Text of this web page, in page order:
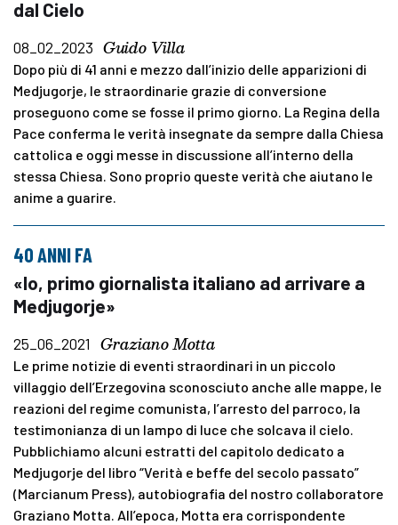
dal Cielo
08_02_2023 Guido Villa
Dopo più di 41 anni e mezzo dall’inizio delle apparizioni di
Medjugorje, le straordinarie grazie di conversione
proseguono come se fosse il primo giorno. La Regina della
Pace conferma le verità insegnate da sempre dalla Chiesa
cattolica e oggi messe in discussione all’interno della
stessa Chiesa. Sono proprio queste verità che aiutano le
anime a guarire.
40 ANNI FA
«Io, primo giornalista italiano ad arrivare a
Medjugorje»
25_06_2021 Graziano Motta
Le prime notizie di eventi straordinari in un piccolo
villaggio dell’Erzegovina sconosciuto anche alle mappe, le
reazioni del regime comunista, l’arresto del parroco, la
testimonianza di un lampo di luce che solcava il cielo.
Pubblichiamo alcuni estratti del capitolo dedicato a
Medjugorje del libro “Verità e beffe del secolo passato”
(Marcianum Press), autobiografia del nostro collaboratore
Graziano Motta. All’epoca, Motta era corrispondente